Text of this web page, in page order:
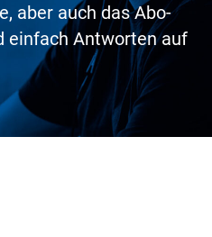
aber auch das Abo-
einfach Antworten auf